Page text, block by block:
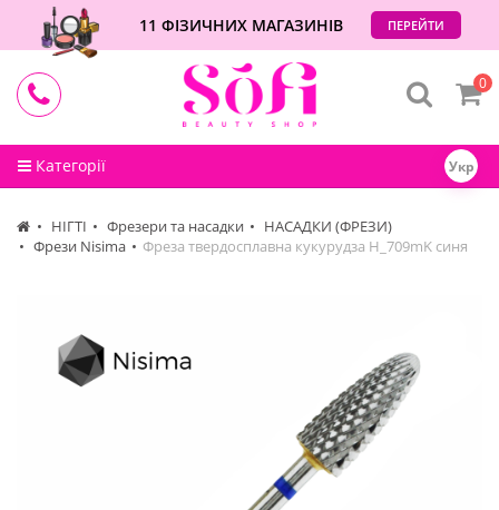
11 ФІЗИЧНИХ МАГАЗИНІВ ПЕРЕЙТИ
Категорії Укр
0
НІГТІ Фрезери та насадки
НАСАДКИ (ФРЕЗИ)
Фрези Nisima
Фреза твердосплавна кукурудза H_709mK синя